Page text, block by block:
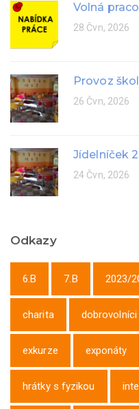
Volná
28 Čvn, 2026
Provoz
26 Čvn, 2026
Jídelníček
24 Čvn, 2026
Odkazy
6.B 7.B 2023/
charita dobrovolníci
exkurze exponáty
hrátky s fyzikou